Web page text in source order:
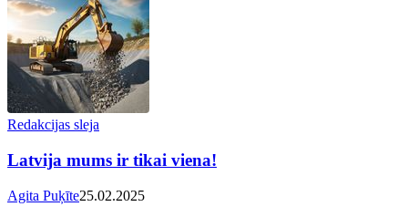
Redakcijas sleja
Latvija mums ir tikai viena!
Agita Puķīte25.02.2025